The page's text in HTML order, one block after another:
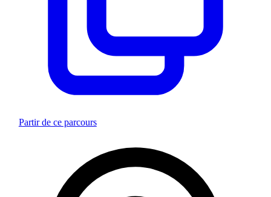
Partir de ce parcours